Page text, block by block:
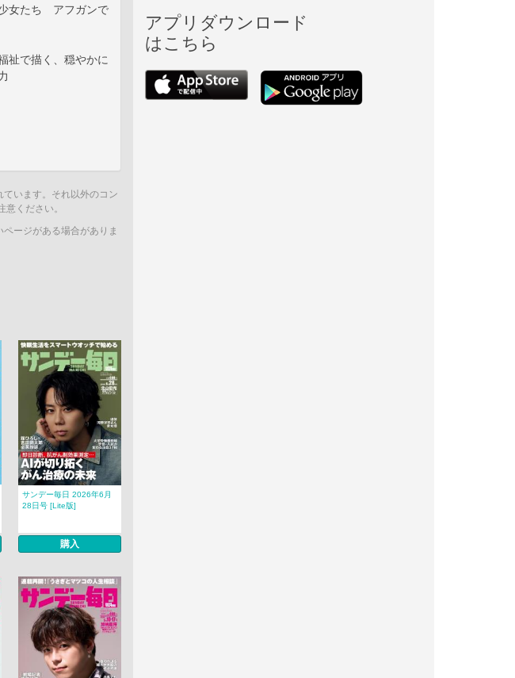
少女たち アフガンで
祉で描く、穏やかに
います。それ以外のコン
ください。
ージがある場合がありま
サンデー毎日 2026年6月
28日号 [Lite版]
購入
アプリダウンロード
はこちら